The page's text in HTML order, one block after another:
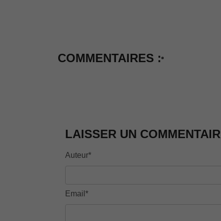
COMMENTAIRES :
LAISSER UN
Auteur*
Email*